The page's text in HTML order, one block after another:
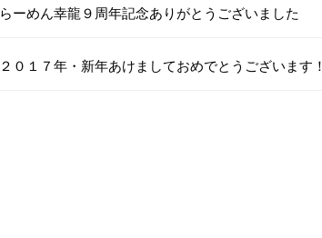
らーめん幸龍９周年記念ありがとうございました
２０１７年・新年あけましておめでとうございます！